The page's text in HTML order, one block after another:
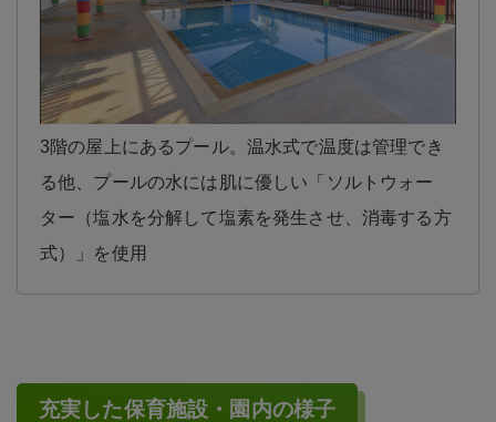
3階の屋上にあるプール。温水式で温度は管理でき
る他、プールの水には肌に優しい「ソルトウォー
ター（塩水を分解して塩素を発生させ、消毒する方
式）」を使用
充実した保育施設・園内の様子